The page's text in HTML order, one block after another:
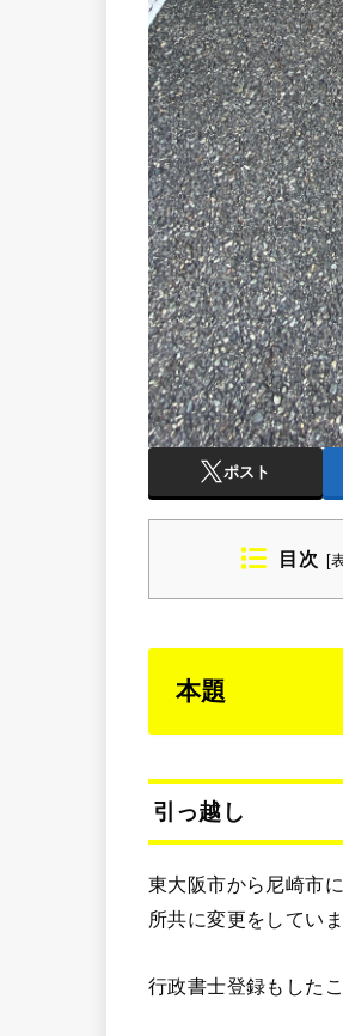
ポスト
目次 [
本題
引っ越し
東大阪市から尼崎市
所共に変更をしてい
行政書士登録もした